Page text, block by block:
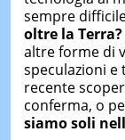
sempre
oltre la Terra?
altre forme di
speculazioni e
recente
conferma, o
siamo soli